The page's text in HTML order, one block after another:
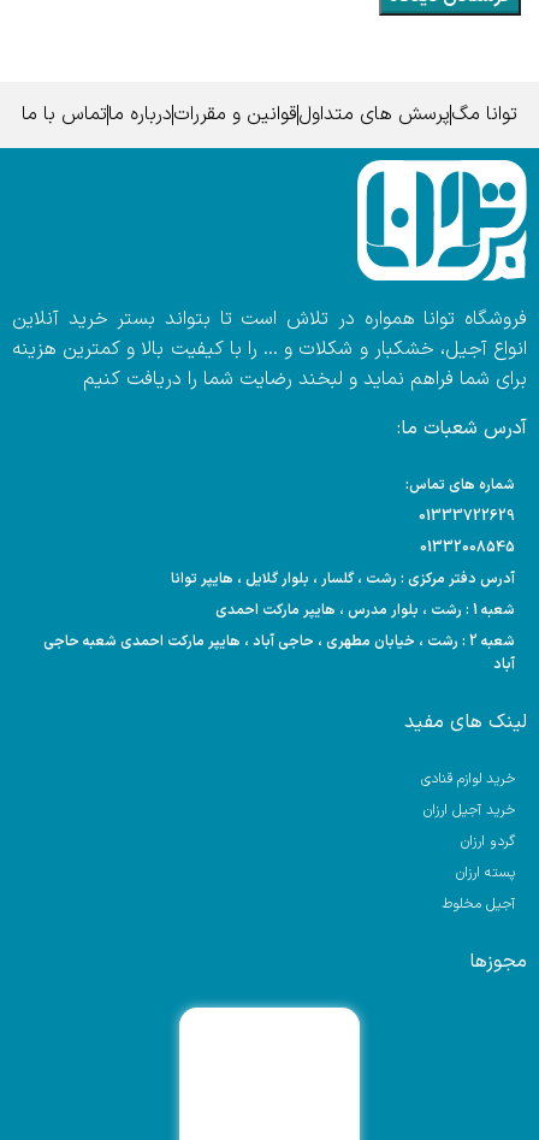
توانا مگپرسش های متداولقوانین و مقرراتدرباره ماتماس با ما
فروشگاه توانا همواره در تلاش است تا بتواند بستر خرید آنلاین
انواع آجیل، خشکبار و شکلات و … را با کیفیت بالا و کمترین هزینه
برای شما فراهم نماید و لبخند رضایت شما را دریافت کنیم
آدرس شعبات ما:
شماره های تماس:
01333722629
01332008545
آدرس دفتر مرکزی : رشت ، گلسار ، بلوار گلایل ، هایپر توانا
شعبه 1 : رشت ، بلوار مدرس ، هایپر مارکت احمدی
شعبه 2 : رشت ، خیابان مطهری ، حاجی آباد ، هایپر مارکت احمدی شعبه حاجی
آباد
لینک های مفید
خرید لوازم قنادی
خرید آجیل ارزان
گردو ارزان
پسته ارزان
آجیل مخلوط
مجوزها